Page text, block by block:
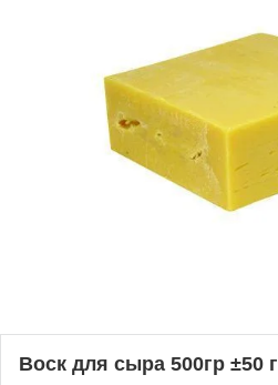
Воск для сыра 500гр ±50